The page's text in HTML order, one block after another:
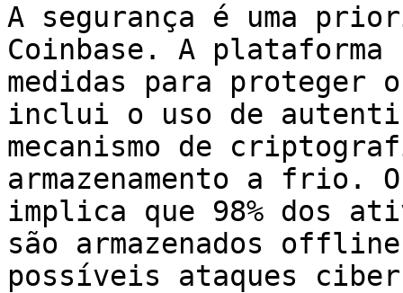
A segurança é uma
Coinbase. A
medidas para proteger
inclui o uso de
mecanismo de
armazenamento a frio.
implica que 98% dos
são armazenados
possíveis ataques